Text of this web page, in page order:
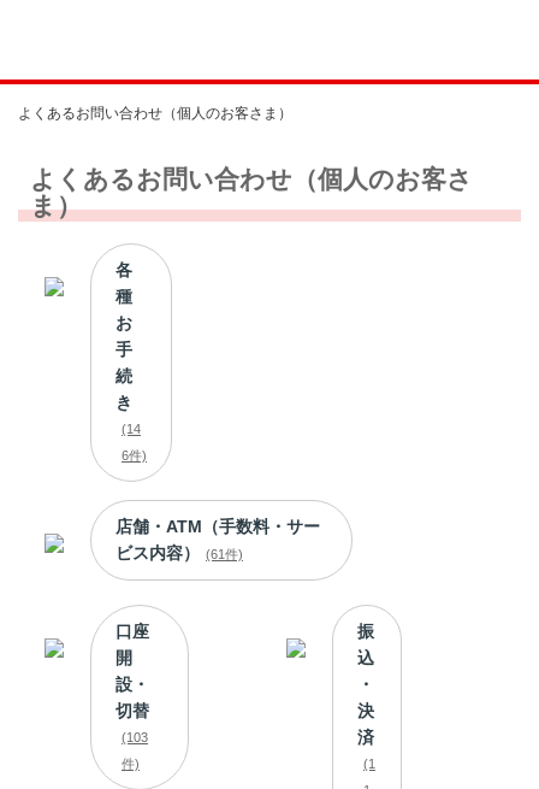
よくあるお問い合わせ（個人のお客さま）
よくあるお問い合わせ（個人のお客さ
ま）
各
種
お
手
続
き
(14
6件)
店舗・ATM（手数料・サー
ビス内容）
(61件)
口座
開
設・
切替
(103
件)
振
込
・
決
済
(1